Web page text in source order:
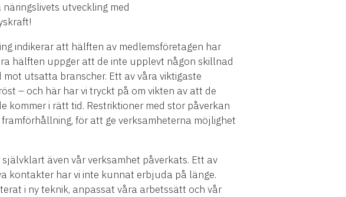
utveckling med
indikerar att hälften av medlemsföretagen har
hälften uppger att de inte upplevt någon skillnad
utsatta branscher. Ett av våra viktigaste
– och här har vi tryckt på om vikten av att de
kommer i rätt tid. Restriktioner med stor påverkan
för att ge verksamheterna möjlighet
även vår verksamhet påverkats. Ett av
kontakter har vi inte kunnat erbjuda på länge.
i ny teknik, anpassat våra arbetssätt och vår